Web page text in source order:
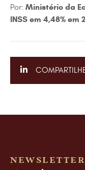
Por: Ministério da
INSS em 4,48% em
NEWSLETTER